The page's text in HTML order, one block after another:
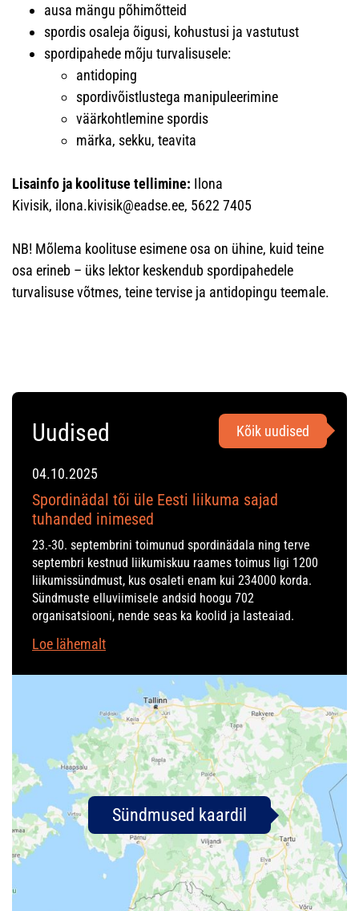
ausa mängu põhimõtteid
spordis osaleja õigusi, kohustusi ja vastutust
spordipahede mõju turvalisusele:
antidoping
spordivõistlustega manipuleerimine
väärkohtlemine spordis
märka, sekku, teavita
Lisainfo ja koolituse tellimine: Ilona
Kivisik, ilona.kivisik@eadse.ee, 5622 7405
NB! Mõlema koolituse esimene osa on ühine, kuid teine
osa erineb – üks lektor keskendub spordipahedele
turvalisuse võtmes, teine tervise ja antidopingu teemale.
Uudised Kõik uudised
04.10.2025
Spordinädal tõi üle Eesti liikuma sajad
tuhanded inimesed
23.-30. septembrini toimunud spordinädala ning terve
septembri kestnud liikumiskuu raames toimus ligi 1200
liikumissündmust, kus osaleti enam kui 234000 korda.
Sündmuste elluviimisele andsid hoogu 702
organisatsiooni, nende seas ka koolid ja lasteaiad.
Loe lähemalt
Sündmused kaardil